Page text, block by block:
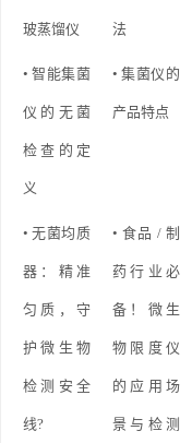
玻蒸馏仪 法
• 智能集菌
仪的无菌
检查的定
义
• 集菌仪的
产品特点
• 无菌均质
器：精准
匀质，守
护微生物
检测安全
线?
• 食品 / 制
药行业必
备！微生
物限度仪
的应用场
景与检测